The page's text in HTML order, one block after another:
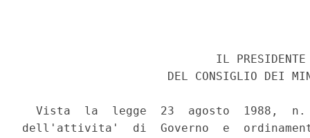
IL
DEL CONSIGLIO DEI
Vista  la  legge  23  agosto  1988,
dell'attivita'  di  Governo  e